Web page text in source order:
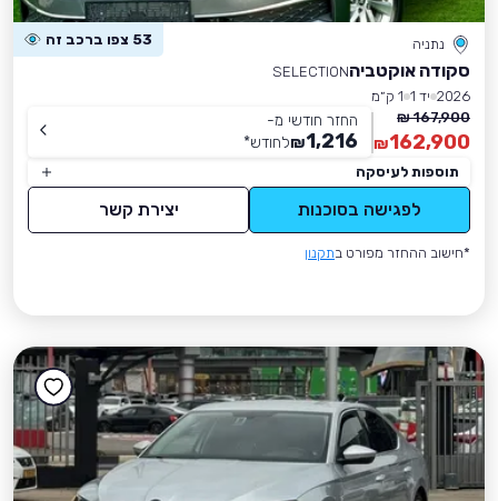
נתניה 53 צפו ברכב זה
סקודה אוקטביהSELECTION
2026 יד 1
1 ק״מ
167,900 ₪
162,900
₪
החזר חודשי מ-
1,216
₪לחודש*
תוספות לעיסקה
לפגישה בסוכנות יצירת קשר
*חישוב ההחזר מפורט בתקנון